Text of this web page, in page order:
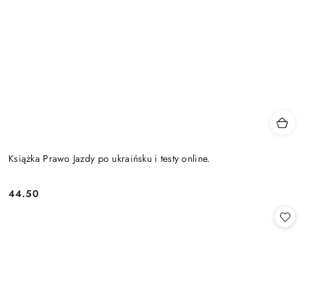
Książka Prawo Jazdy po ukraińsku i testy online.
Cena:
44.50